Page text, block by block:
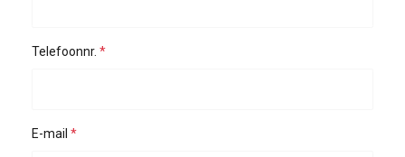
Telefoonnr.
E-mail